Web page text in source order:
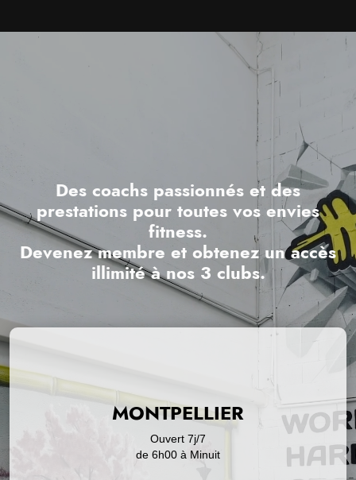
Des coachs passionnés et des
prestations pour toutes vos envies
fitness.
Devenez membre et obtenez un accès
illimité à nos 3 clubs.
MONTPELLIER
Ouvert 7j/7
de 6h00 à Minuit